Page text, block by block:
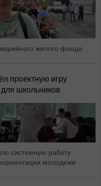
жилого фонда
проектную игру
школьников
системную работу
молодежи